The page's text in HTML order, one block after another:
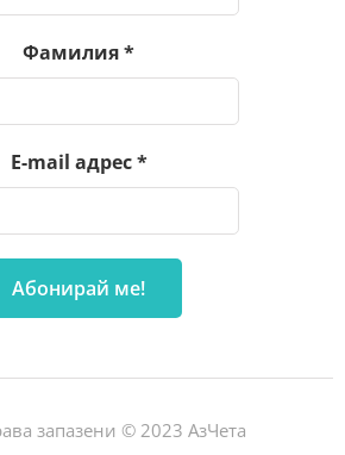
Фамилия*
E-mail адрес*
запазени © 2023 АзЧета